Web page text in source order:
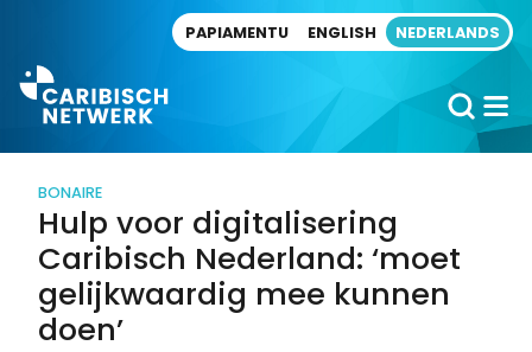
PAPIAMENTU ENGLISH NEDERLANDS
BONAIRE
Hulp voor digitalisering
Caribisch Nederland: ‘moet
gelijkwaardig mee kunnen
doen’